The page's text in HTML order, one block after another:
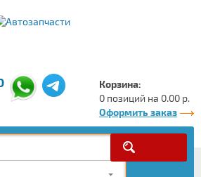
Корзина:
0 позиций на 0.00 р.
Оформить заказ